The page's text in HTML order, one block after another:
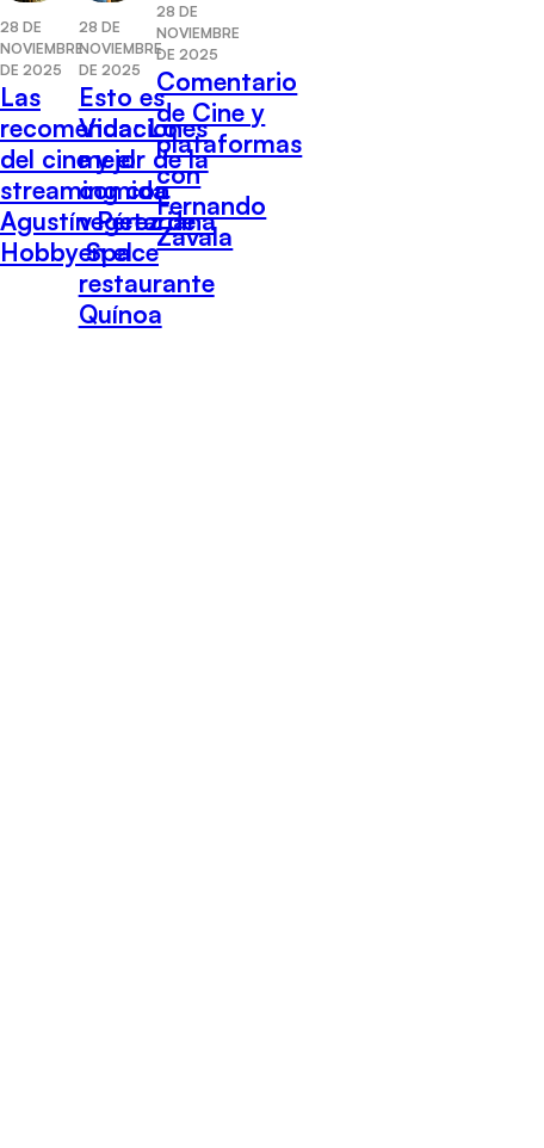
28 DE
NOVIEMBRE
DE 2025
Las
recomendaciones
del cine y el
streaming con
Agustín Pérez de
Hobby Space
28 DE
NOVIEMBRE
DE 2025
Esto es
Vida: Lo
mejor de la
comida
vegetariana
en el
restaurante
Quínoa
28 DE
NOVIEMBRE
DE 2025
Comentario
de Cine y
plataformas
con
Fernando
Zavala